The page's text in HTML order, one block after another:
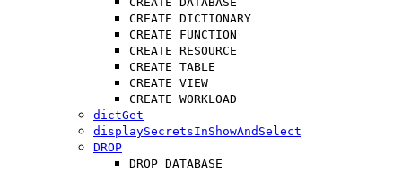
CREATE DICTIONARY
CREATE FUNCTION
CREATE RESOURCE
CREATE TABLE
CREATE VIEW
CREATE WORKLOAD
dictGet
displaySecretsInShowAndSelect
DROP
DROP DATABASE